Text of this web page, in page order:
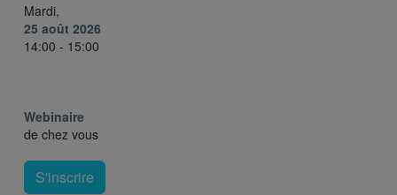
Mardi,
25 août 2026
14:00 - 15:00
Webinaire
de chez vous
S'inscrire